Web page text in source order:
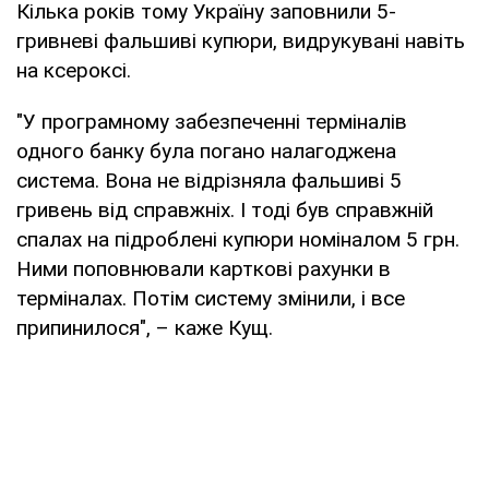
Кілька років тому Україну заповнили 5-
гривневі фальшиві купюри, видрукувані навіть
на ксероксі.
"У програмному забезпеченні терміналів
одного банку була погано налагоджена
система. Вона не відрізняла фальшиві 5
гривень від справжніх. І тоді був справжній
спалах на підроблені купюри номіналом 5 грн.
Ними поповнювали карткові рахунки в
терміналах. Потім систему змінили, і все
припинилося", – каже Кущ.